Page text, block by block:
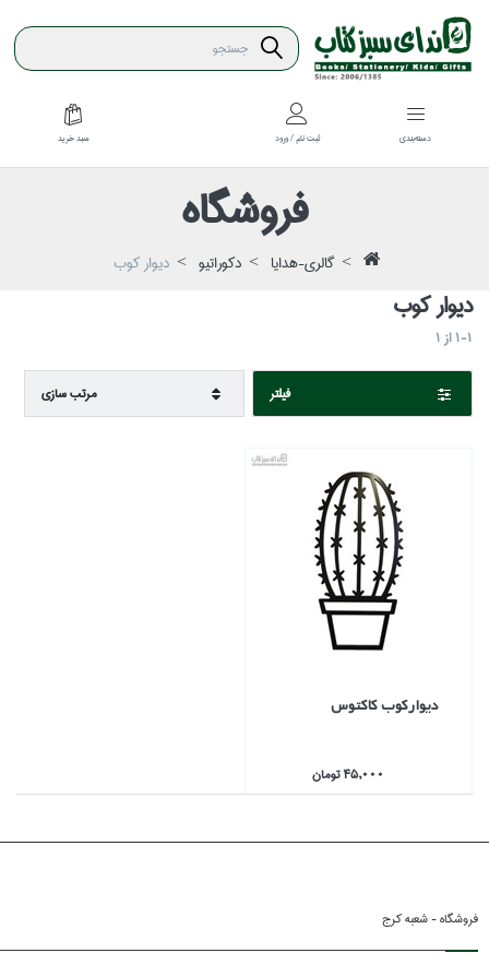
دسته‌بندي ثبت نام / ورود سبد خريد
فروشگاه
گالري-هدايا دكوراتيو ديوار كوب
ديوار كوب
1-1از1
فيلتر مرتب سازي
ديواركوب كاكتوس
45,000 تومان
فروشگاه - شعبه کرج